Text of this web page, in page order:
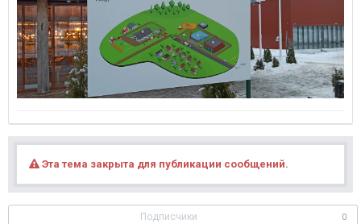
Эта тема закрыта для публикации сообщений.
Подписчики 0